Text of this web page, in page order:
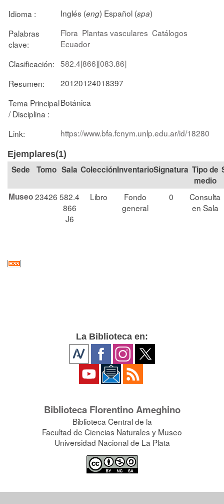
Idioma :
Inglés (eng) Español (spa)
Palabras
clave:
Flora Plantas vasculares Catálogos
Ecuador
Clasificación: 582.4[866][083.86]
Resumen:
20120124018397
Tema Principal
/ Disciplina :
Botánica
Link: https://www.bfa.fcnym.unlp.edu.ar/id/18280
Ejemplares(1)
Tomo Sala Colección Signatura Tipo de
medio
Museo23426 582.4
866
J6
Libro
Fondo
general
0
Consulta
en Sala
La Biblioteca en:
Biblioteca Florentino Ameghino
Biblioteca Central de la
Facultad de Ciencias Naturales y Museo
Universidad Nacional de La Plata